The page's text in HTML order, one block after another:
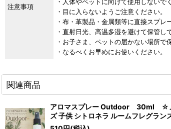
注意事項
・目に入らないようご注意ください。
・布・革製品・金属類等に直接スプレ
・直射日光、高温多湿を避けて保管し
・お子さま、ペットの届かない場所で
・なるべくお早めにお使いください。
関連商品
アロマスプレー Outdoor 30ml ☆メ
ズ 子供 シトロネラ ルームフレグラン